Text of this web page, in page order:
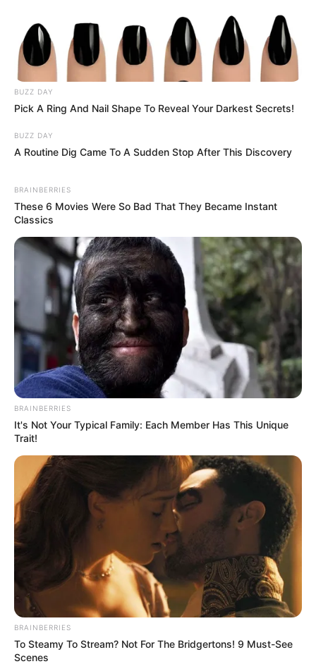
BUZZ DAY
Pick A Ring And Nail Shape To Reveal Your Darkest Secrets!
BUZZ DAY
A Routine Dig Came To A Sudden Stop After This Discovery
BRAINBERRIES
These 6 Movies Were So Bad That They Became Instant
Classics
BRAINBERRIES
It's Not Your Typical Family: Each Member Has This Unique
Trait!
BRAINBERRIES
To Steamy To Stream? Not For The Bridgertons! 9 Must-See
Scenes